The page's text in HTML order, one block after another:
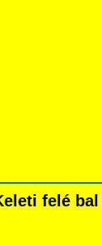
felé bal